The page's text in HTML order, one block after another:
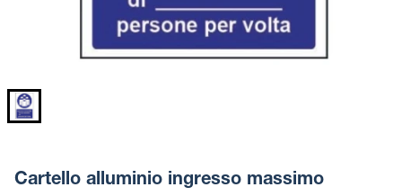
Cartello alluminio ingresso massimo